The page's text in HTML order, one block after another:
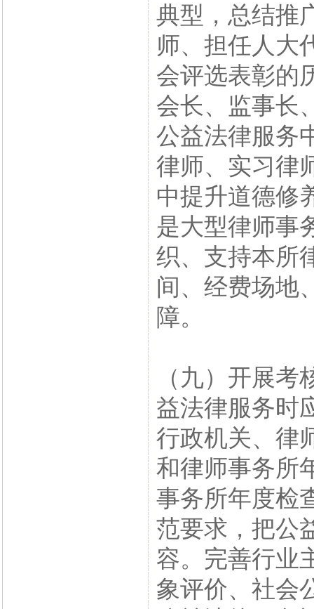
典型，总结推
师、担任人大
会评选表彰的
会长、监事长
公益法律服务
律师、实习律
中提升道德修
是大型律师事
织、支持本所
间、经费场地
障。
（九）开展
益法律服务时
行政机关、律
和律师事务所
事务所年度检
范要求，把公
容。完善行业
象评价、社会